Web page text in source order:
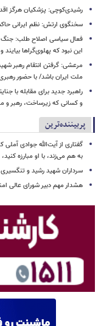
رشیدی‌کوچی: پزشکیان هرگز
سخنگوی ارتش: نظم ایرانی
این نبود که پهلوی‌گراها
مرعشی: گرفتن انتقام رهبر
ملت ایران باشد/ با حضور
راهبرد جدید برای مقابله با
و کسانی که زیرساخت‌، رهبر و
پربیننده‌ترین
گفتاری از آیت‌الله جوادی
به هم می‌زند، با او مبارزه
سرداران شهید رشید و
هشدار مهم دبیر شورای عالی